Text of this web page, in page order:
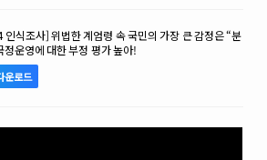
식조사] 위법한 계엄령 속 국민의 가장 큰 감정은 “분
정운영에 대한 부정 평가 높아!
운로드